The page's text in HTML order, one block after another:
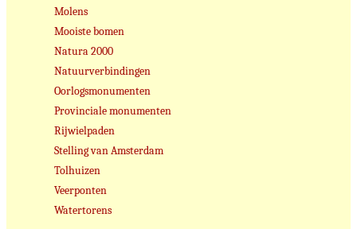
Molens
Mooiste bomen
Natura 2000
Natuurverbindingen
Oorlogsmonumenten
Provinciale monumenten
Rijwielpaden
Stelling van Amsterdam
Tolhuizen
Veerponten
Watertorens